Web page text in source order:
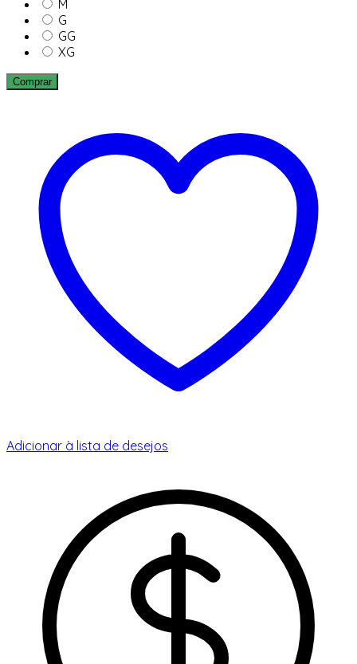
M
G
GG
XG
Comprar
Adicionar à lista de desejos